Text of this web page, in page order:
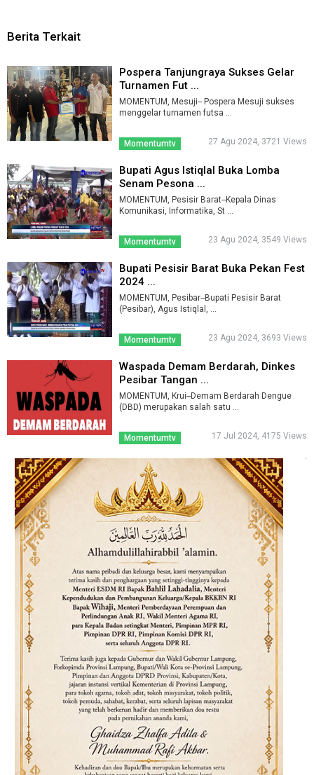
Berita Terkait
Pospera Tanjungraya Sukses Gelar
Turnamen Fut ...
MOMENTUM, Mesuji-- Pospera Mesuji sukses
menggelar turnamen futsa ...
Momentumtv 27 Agu 2024, 3721 Views
Bupati Agus Istiqlal Buka Lomba
Senam Pesona ...
MOMENTUM, Pesisir Barat--Kepala Dinas
Komunikasi, Informatika, St ...
Momentumtv 23 Agu 2024, 3549 Views
Bupati Pesisir Barat Buka Pekan Fest
2024 ...
MOMENTUM, Pesibar--Bupati Pesisir Barat
(Pesibar), Agus Istiqlal, ...
Momentumtv 23 Agu 2024, 3693 Views
Waspada Demam Berdarah, Dinkes
Pesibar Tangan ...
MOMENTUM, Krui--Demam Berdarah Dengue
Momentumtv 17 Jul 2024, 4175 Views